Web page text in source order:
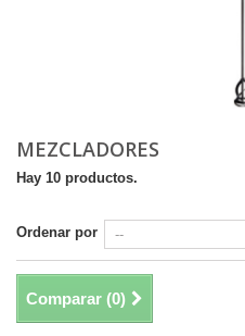
MEZCLADORES
Hay 10 productos.
Ordenar por
Comparar (0)